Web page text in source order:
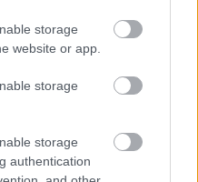
storage
website or app.
storage
storage
authentication